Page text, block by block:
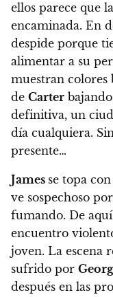
ellos parece que
encaminada. En
despide porque
alimentar a su
muestran colores
de Carter
definitiva, un
día cualquiera.
presente…
James se topa
ve sospechoso
fumando. De
encuentro
joven. La escena
sufrido por
después en las